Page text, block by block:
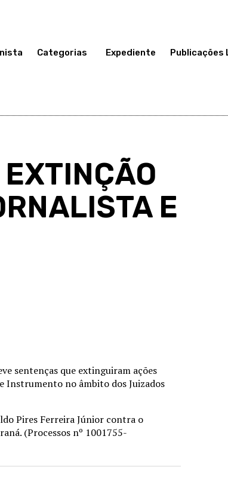
Categorias Expediente Publicações
E
sentenças que extinguiram ações
Instrumento no âmbito dos Juizados
Pires Ferreira Júnior contra o
(Processos nº 1001755-